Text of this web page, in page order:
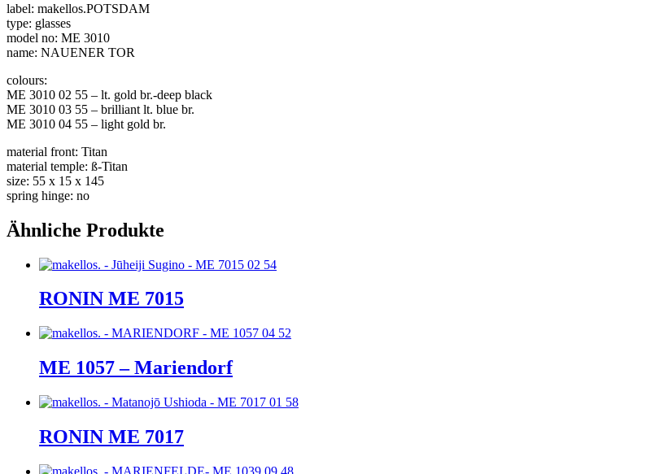
label: makellos.POTSDAM
type: glasses
model no: ME 3010
name: NAUENER TOR
colours:
ME 3010 02 55 – lt. gold br.-deep black
ME 3010 03 55 – brilliant lt. blue br.
ME 3010 04 55 – light gold br.
material front: Titan
material temple: ß-Titan
size: 55 x 15 x 145
spring hinge: no
Ähnliche Produkte
RONIN ME 7015
ME 1057 – Mariendorf
RONIN ME 7017